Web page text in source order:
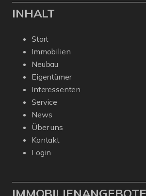
INHALT
Start
Immobilien
Neubau
Eigentümer
Interessenten
Service
News
Über uns
Kontakt
Login
IMMOBILIENANGEBOTE